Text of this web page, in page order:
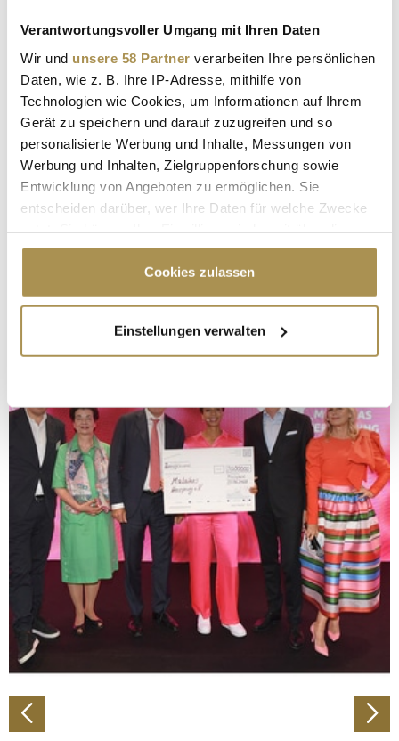
Verantwortungsvoller Umgang mit Ihren Daten
Wir und unsere 58 Partner verarbeiten Ihre persönlichen
Daten, wie z. B. Ihre IP-Adresse, mithilfe von
Technologien wie Cookies, um Informationen auf Ihrem
Gerät zu speichern und darauf zuzugreifen und so
personalisierte Werbung und Inhalte, Messungen von
Werbung und Inhalten, Zielgruppenforschung sowie
Entwicklung von Angeboten zu ermöglichen. Sie
entscheiden darüber, wer Ihre Daten für welche Zwecke
Cookie-Erklärung oder durch Klicken auf das Privacy
Trigger Symbol ändern oder widerrufen
Informationen über Ihre geografische Lage
erfassen, welche bis auf einige Meter genau sein
bestimmten Merkmalen (Fingerprinting) identifizieren
Erfahren Sie mehr darüber, wie Ihre persönlichen Daten
verarbeitet werden, und legen Sie Ihre Präferenzen im
Abschnitt Einzelheiten fest.
Wir verwenden Cookies, um Inhalte und Anzeigen zu
personalisieren, Funktionen für soziale Medien anbieten
zu können und die Zugriffe auf unsere Website zu
analysieren. Außerdem geben wir Informationen zu Ihrer
Verwendung unserer Website an unsere Partner für
soziale Medien, Werbung und Analysen weiter. Unsere
Partner führen diese Informationen möglicherweise mit
haben oder die sie im Rahmen Ihrer Nutzung der Dienste
gesammelt haben.
Cookies zulassen
Einstellungen verwalten